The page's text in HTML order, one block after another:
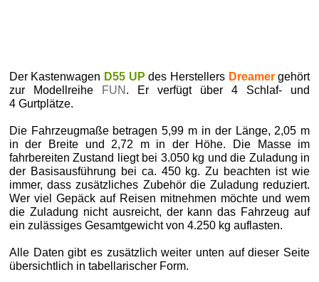
Der Kastenwagen D55 UP des Herstellers Dreamergehört
zur Modellreihe
FUN . Er verfügt über 4 Schlaf- und
4 Gurtplätze.
Die Fahrzeugmaße betragen 5,99 m in der Länge, 2,05 m
in der Breite und 2,72 m in der Höhe. Die Masse im
fahrbereiten Zustand liegt bei 3.050 kg und die Zuladung in
der Basisausführung bei ca. 450 kg. Zu beachten ist wie
immer, dass zusätzliches Zubehör die Zuladung reduziert.
Wer viel Gepäck auf Reisen mitnehmen möchte und wem
die Zuladung nicht ausreicht, der kann das Fahrzeug auf
ein zulässiges Gesamtgewicht von 4.250 kg auflasten.
Alle Daten gibt es zusätzlich weiter unten auf dieser Seite
übersichtlich in tabellarischer Form.